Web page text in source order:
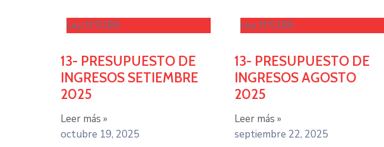
Ley Nº5189
13- PRESUPUESTO DE
INGRESOS SETIEMBRE
2025
Leer más »
octubre 19, 2025
Ley Nº5189
13- PRESUPUESTO DE
INGRESOS AGOSTO
2025
Leer más »
septiembre 22, 2025